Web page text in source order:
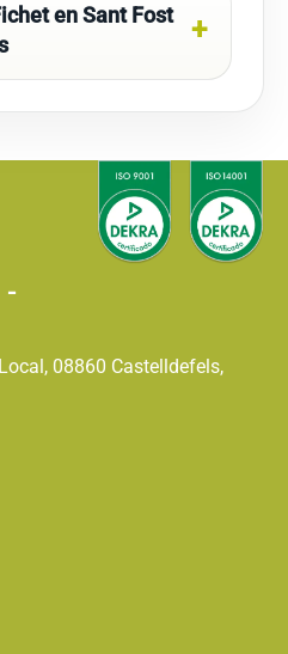
en Sant Fost
-
08860 Castelldefels,